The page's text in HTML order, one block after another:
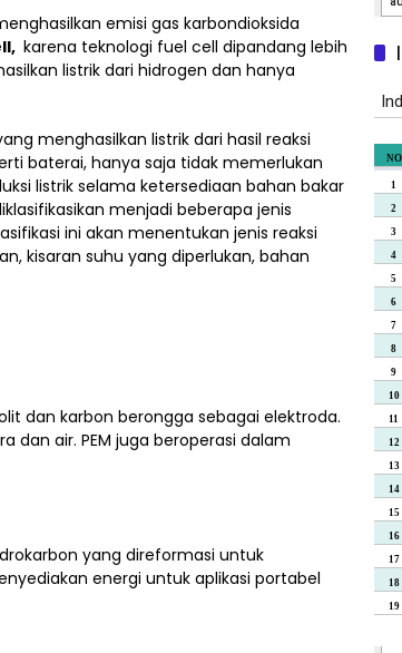
emisi gas karbondioksida
karena teknologi fuel cell dipandang lebih
listrik dari hidrogen dan hanya
menghasilkan listrik dari hasil reaksi
baterai, hanya saja tidak memerlukan
listrik selama ketersediaan bahan bakar
menjadi beberapa jenis
ini akan menentukan jenis reaksi
kisaran suhu yang diperlukan, bahan
dan karbon berongga sebagai elektroda.
dan air. PEM juga beroperasi dalam
yang direformasi untuk
energi untuk aplikasi portabel